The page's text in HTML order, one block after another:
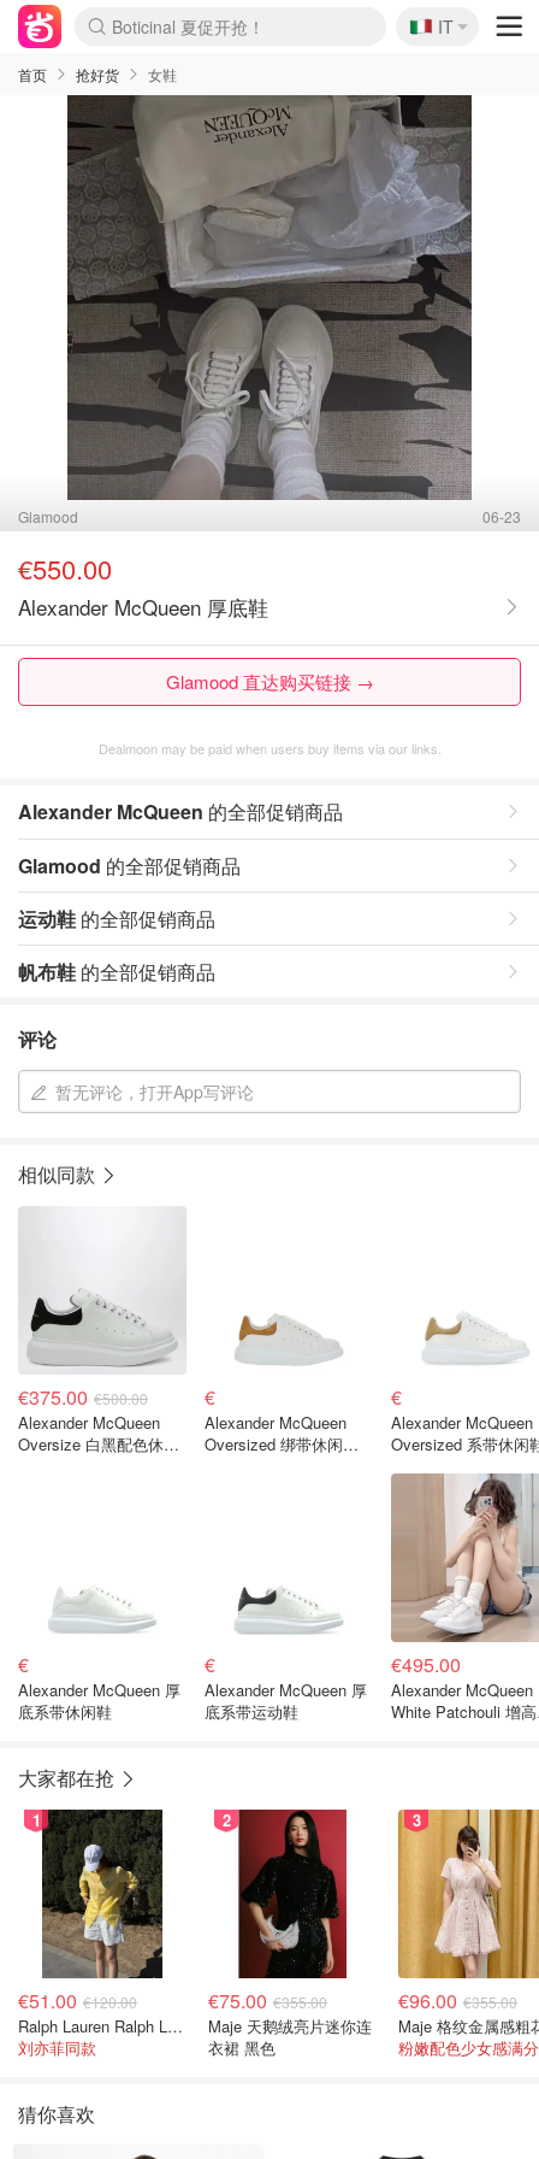
Boticinal 夏促开抢！
4折！lulu周四疯狂上新
速领！Stanley独家85折
Zalando 奥莱闪促！每日更新
🇮🇹
IT
首页 抢好货 女鞋
Glamood 06-23
€550.00
Alexander McQueen 厚底鞋
Glamood 直达购买链接 →
Dealmoon may be paid when users buy items via our links.
Alexander McQueen 的全部促销商品
Glamood 的全部促销商品
运动鞋 的全部促销商品
帆布鞋 的全部促销商品
评论
暂无评论，打开App写评论
相似同款
€375.00 €500.00
Alexander McQueen
Oversize 白黑配色休闲
€
Alexander McQueen
Oversized 绑带休闲运
€
Alexander McQueen
Oversized 系带休闲
€
Alexander McQueen 厚
底系带休闲鞋
€
Alexander McQueen 厚
底系带运动鞋
€495.00
Alexander McQueen
White Patchouli 增
大家都在抢
1
€51.00 €120.00
Ralph Lauren Ralph Lauren 男童亚麻衬衫
刘亦菲同款
2
€75.00 €355.00
Maje 天鹅绒亮片迷你连
衣裙 黑色
3
€96.00 €355.00
粉嫩配色少女感满
猜你喜欢